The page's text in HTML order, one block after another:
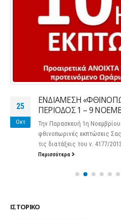
25
Οκτ
ΕΝΔΙΑΜΕΣΗ
ΠΕΡΙΟΔΟΣ 1 – 9
Την Παρασκευή 1η Νοεμβρίου
φθινοπωρινές εκπτώσεις
τις διατάξεις του ν. 4177/
Περισσότερα
ΙΣΤΟΡΙΚΌ